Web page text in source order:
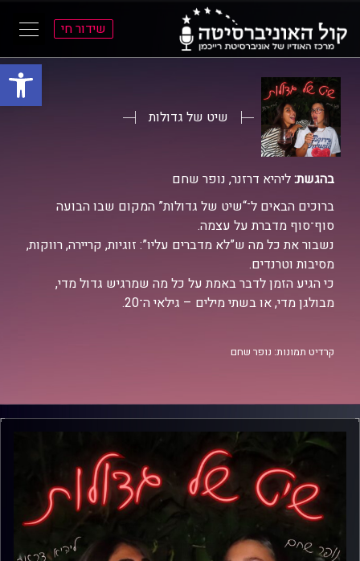
פתח
התפריט
הראשי
התוכן
הראשי
שידור חי
שיט של גדולות
בהגשת:ליהיא דרזנר, נופר שחם
ברוכים הבאים ל־“שיט של גדולות” המקום שבו הבועה
סוף־סוף מדברת על עצמה.
נשבור את כל מה ש”לא מדברים עליו”: זוגיות, קריירה, רווקות,
מסיבות וטרנדים.
כי הגיע הזמן לדבר באמת על כל מה שמרגיש גדול מדי,
מבולגן מדי, או בשתי מילים – גילאי ה־20.
קרדיט תמונות: נופר שחם